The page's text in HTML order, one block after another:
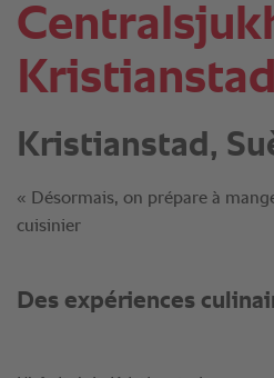
Kristianstad,
« Désormais, on prépare à
cuisinier